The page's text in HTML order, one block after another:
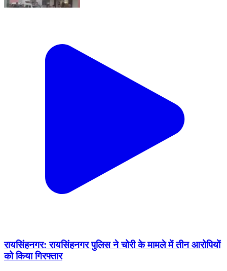
रायसिंहनगर: रायसिंहनगर पुलिस ने चोरी के मामले में तीन आरोपियों
को किया गिरफ्तार